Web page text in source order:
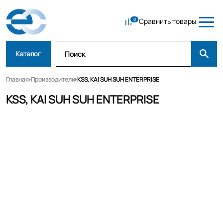
Сравнить товары
Каталог
Главная Производители KSS, KAI SUH SUH ENTERPRISE
KSS, KAI SUH SUH ENTERPRISE